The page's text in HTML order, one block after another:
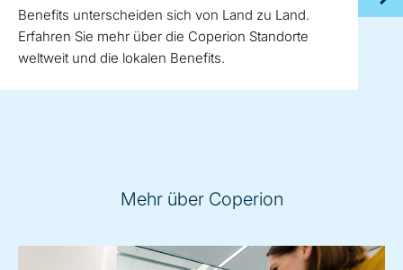
Benefits unterscheiden sich von Land zu Land.
Erfahren Sie mehr über die Coperion Standorte
weltweit und die lokalen Benefits.
Mehr über Coperion